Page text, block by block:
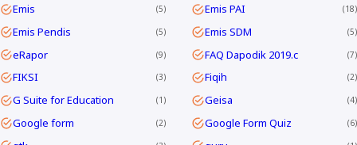
Emis 5 Emis PAI 18
Emis Pendis 5 Emis SDM 5
eRapor 9 FAQ Dapodik 2019.c 7
FIKSI 3 Fiqih 2
G Suite for Education 1 Geisa 4
Google form 2 Google Form Quiz 6